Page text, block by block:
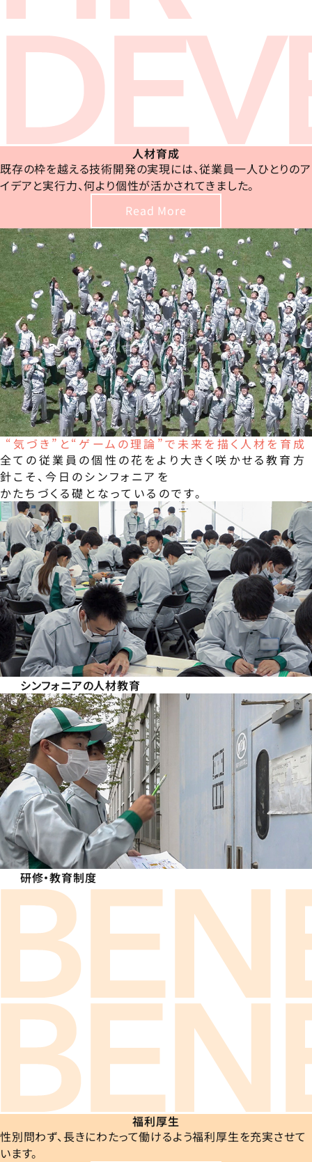
人材育成
既存の枠を越える技術開発の実現には、従業員一人ひとりのア
イデアと実行力、何より個性が活かされてきました。
Read More
“気づき”と“ゲームの理論”で未来を描く人材を育成
全ての従業員の個性の花をより大きく咲かせる教育方
針こそ、今日のシンフォニアを
かたちづくる礎となっているのです。
シンフォニアの人材教育
研修・教育制度
福利厚生
性別問わず、長きにわたって働けるよう福利厚生を充実させて
います。